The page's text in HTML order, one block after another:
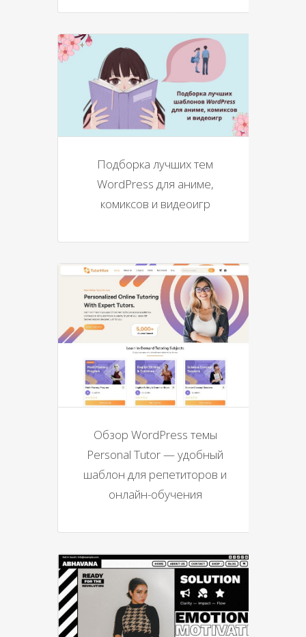
Подборка лучших тем
WordPress для аниме,
комиксов и видеоигр
Обзор WordPress темы
Personal Tutor — удобный
шаблон для репетиторов и
онлайн-обучения